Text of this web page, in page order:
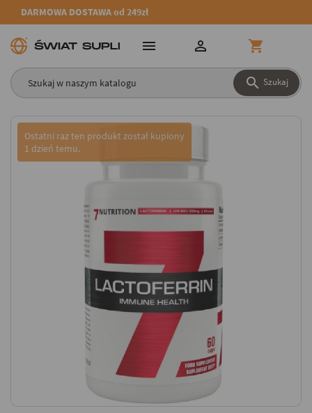
DARMOWA DOSTAWA od 249zł
 Szukaj
  
Ostatni raz ten produkt został kupiony
1 dzień temu.